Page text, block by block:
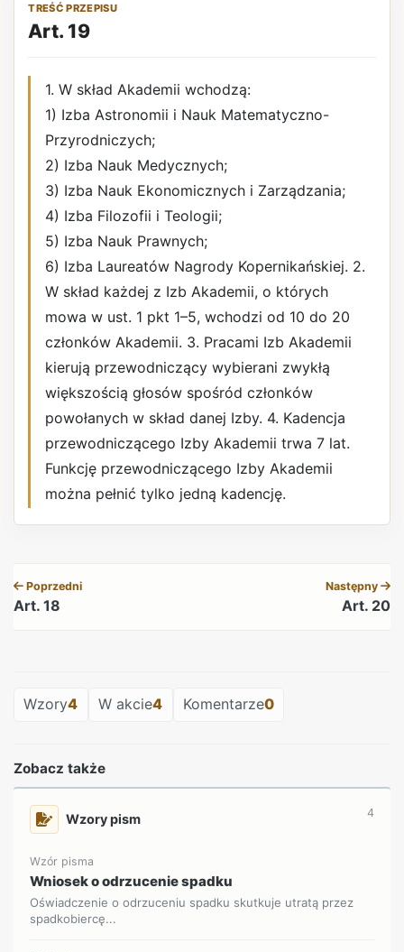
TREŚĆ PRZEPISU
Art. 19
1. W skład Akademii wchodzą:
1) Izba Astronomii i Nauk Matematyczno-
Przyrodniczych;
2) Izba Nauk Medycznych;
3) Izba Nauk Ekonomicznych i Zarządzania;
4) Izba Filozofii i Teologii;
5) Izba Nauk Prawnych;
6) Izba Laureatów Nagrody Kopernikańskiej. 2.
W skład każdej z Izb Akademii, o których
mowa w ust. 1 pkt 1–5, wchodzi od 10 do 20
członków Akademii. 3. Pracami Izb Akademii
kierują przewodniczący wybierani zwykłą
większością głosów spośród członków
powołanych w skład danej Izby. 4. Kadencja
przewodniczącego Izby Akademii trwa 7 lat.
Funkcję przewodniczącego Izby Akademii
można pełnić tylko jedną kadencję.
Poprzedni
Art. 18
Następny
Art. 20
Wzory4 W akcie4 Komentarze0
Zobacz także
Wzory pism 4
Wzór pisma
Wniosek o odrzucenie spadku
Oświadczenie o odrzuceniu spadku skutkuje utratą przez
spadkobiercę...